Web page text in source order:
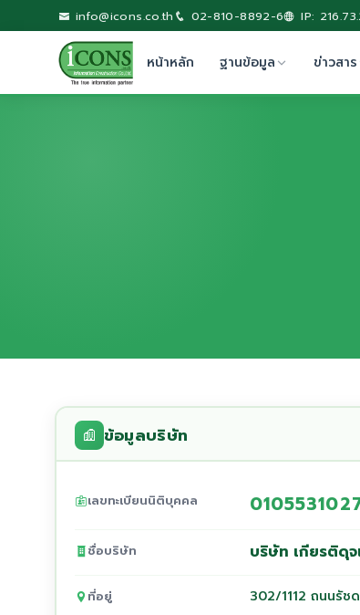
info@icons.co.th 02-810-8892-6 IP:
หน้าหลัก ฐานข้อมูล ข่าวสาร
ข้อมูลบริษัท
เลขทะเบียนนิติบุคคล
ชื่อบริษัท บริษัท เกียรติดุ
ที่อยู่ 302/1112 ถนนรัช